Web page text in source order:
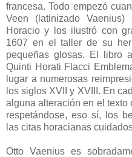
francesa. Todo empezó
Veen (latinizado
Horacio y los ilustró con
1607 en el taller de su
pequeñas glosas. El libro
Quinti Horati Flacci
lugar a numerosas
los siglos XVII y XVIII. En
alguna alteración en el texto
respetándose, eso sí, los
las citas horacianas
Otto Vaenius es